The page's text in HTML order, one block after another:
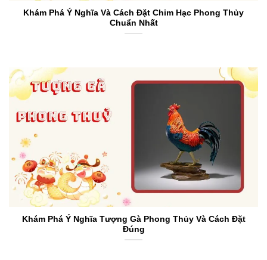
Khám Phá Ý Nghĩa Và Cách Đặt Chim Hạc Phong Thủy
Chuẩn Nhất
Khám Phá Ý Nghĩa Tượng Gà Phong Thủy Và Cách Đặt
Đúng